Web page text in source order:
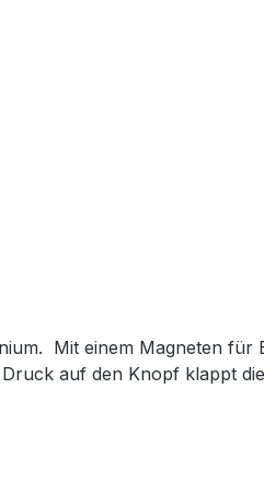
Mit einem Magneten
auf den Knopf klappt